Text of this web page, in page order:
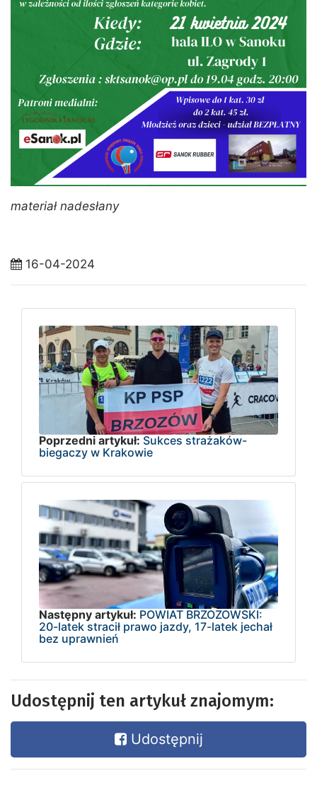
materiał nadesłany
16-04-2024
Poprzedni artykuł: Sukces strażaków-
biegaczy w Krakowie
Następny artykuł: POWIAT BRZOZOWSKI:
20-latek stracił prawo jazdy, 17-latek jechał
bez uprawnień
Udostępnij ten artykuł znajomym:
Udostępnij